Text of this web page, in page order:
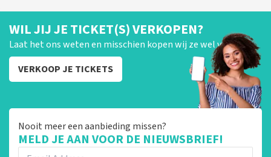
WIL JIJ JE TICKET(S) VERKOPEN?
Laat het ons weten en misschien kopen wij ze wel van je!
VERKOOP JE TICKETS
Nooit meer een aanbieding missen?
MELD JE AAN VOOR DE NIEUWSBRIEF!